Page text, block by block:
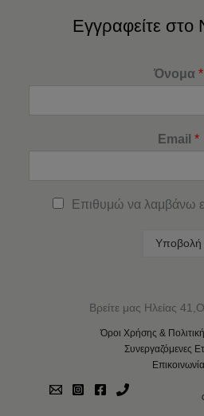
Εγγραφείτε στο
Όνομα *
Email *
Επιθυμώ να λαμβάνω
Υποβολή
Βρείτε μας Ηλείας
Όροι Χρήσης &
Συνεργαζόμενες
Επικοινωνία